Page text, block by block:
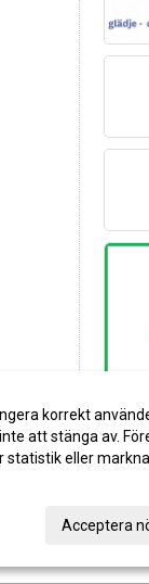
korrekt
att stänga av.
eller
Acceptera